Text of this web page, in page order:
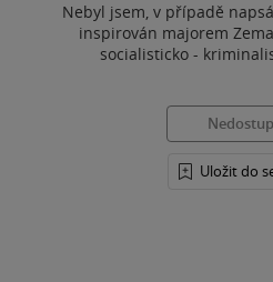
Nebyl jsem, v případě
inspirován majorem
socialisticko -
Uložit do